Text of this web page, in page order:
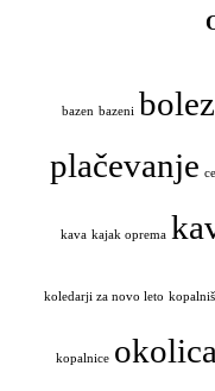
bazen bazeni
plačevanje
kava kajak oprema
koledarji za novo leto
kopalnice